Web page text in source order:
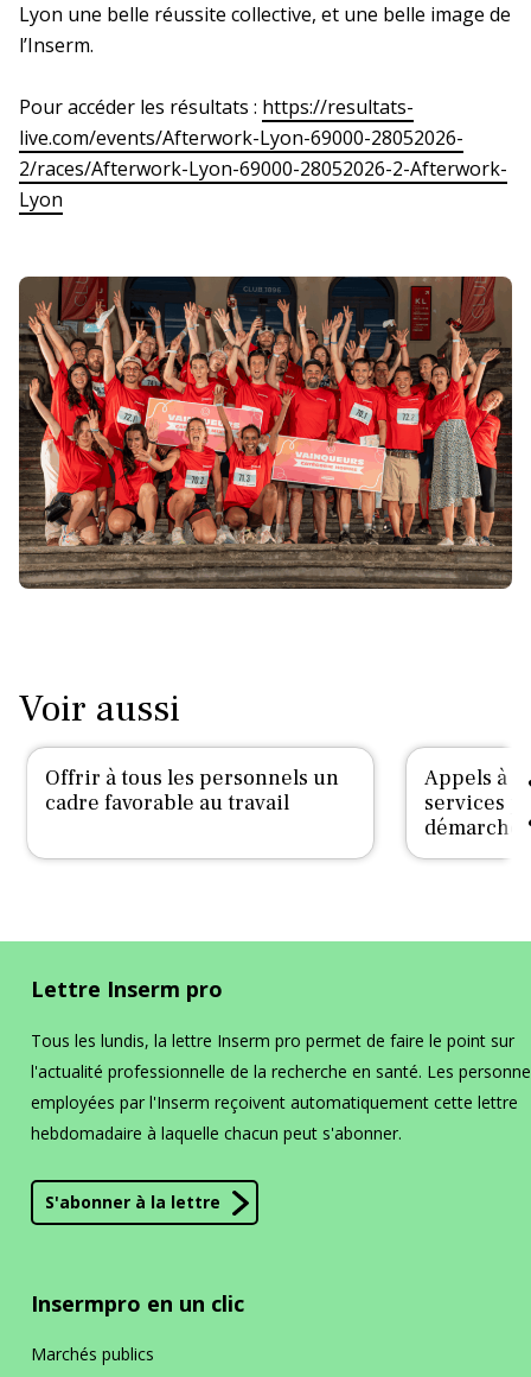
En pratique
Lyon une belle réussite collective, et une belle image de
l’Inserm.
Pour accéder les résultats : https://resultats-
live.com/events/Afterwork-Lyon-69000-28052026-
2/races/Afterwork-Lyon-69000-28052026-2-Afterwork-
Lyon
Voir aussi
Offrir à tous les personnels un
cadre favorable au travail
Appels à
services
démarches
Lettre Inserm pro
Tous les lundis, la lettre Inserm pro permet de faire le point sur
l'actualité professionnelle de la recherche en santé. Les
employées par l'Inserm reçoivent automatiquement cette lettre
hebdomadaire à laquelle chacun peut s'abonner.
S'abonner à la lettre
Insermpro en un clic
Marchés publics